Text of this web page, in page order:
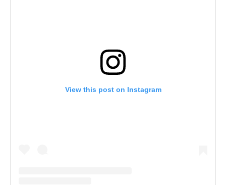
View this post on Instagram